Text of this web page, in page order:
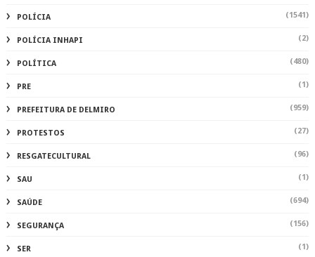
POLÍCIA (1541)
POLÍCIA INHAPI (2)
POLÍTICA (480)
PRE (1)
PREFEITURA DE DELMIRO (959)
PROTESTOS (27)
RESGATECULTURAL (96)
SAU (1)
SAÚDE (694)
SEGURANÇA (156)
SER (1)